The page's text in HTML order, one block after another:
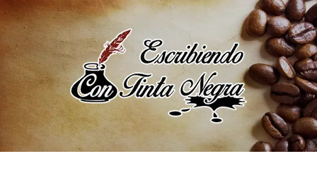
Saltar
al
contenido